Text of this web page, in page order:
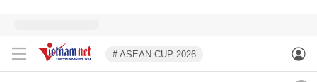
# ASEAN CUP 2026